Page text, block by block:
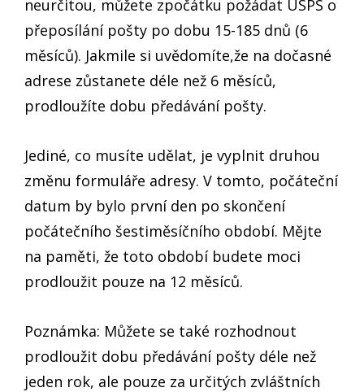
neurčitou, můžete zpočátku požádat USPS o
přeposílání pošty po dobu 15-185 dnů (6
měsíců). Jakmile si uvědomíte,že na dočasné
adrese zůstanete déle než 6 měsíců,
prodloužíte dobu předávání pošty.
Jediné, co musíte udělat, je vyplnit druhou
změnu formuláře adresy. V tomto, počáteční
datum by bylo první den po skončení
počátečního šestiměsíčního období. Mějte
na paměti, že toto období budete moci
prodloužit pouze na 12 měsíců.
Poznámka: Můžete se také rozhodnout
prodloužit dobu předávání pošty déle než
jeden rok, ale pouze za určitých zvláštních